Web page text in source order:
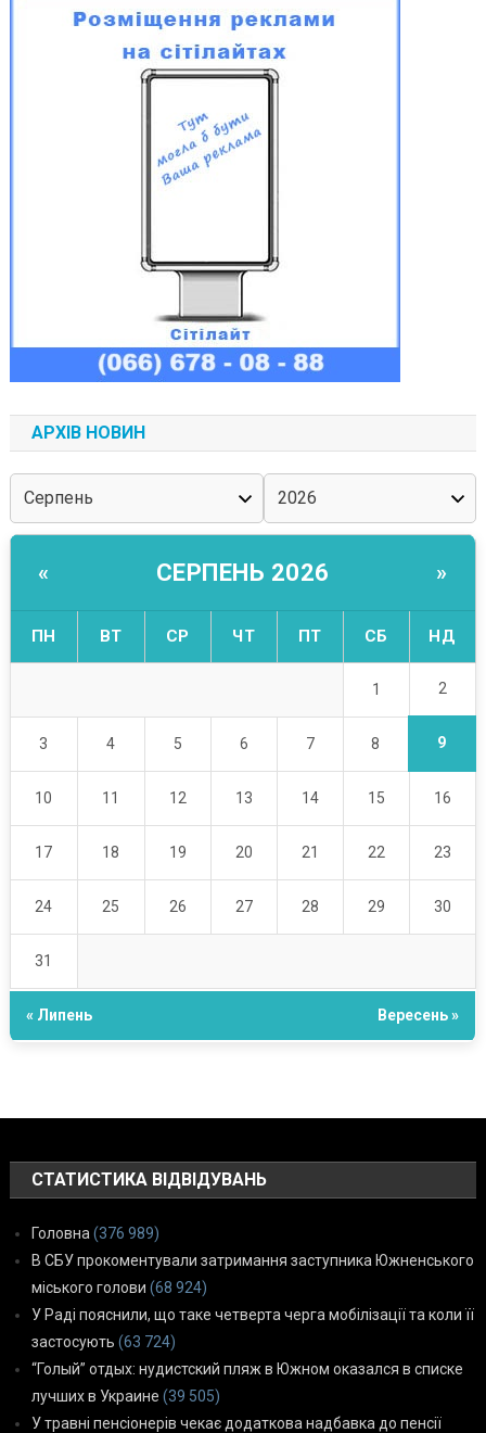
АРХІВ НОВИН
« СЕРПЕНЬ 2026 »
ПН ВТ СР ЧТ ПТ СБ НД
1 2
3 4 5 6 7 8 9
10 11 12 13 14 15 16
17 18 19 20 21 22 23
24 25 26 27 28 29 30
31
« Липень Вересень »
СТАТИСТИКА ВІДВІДУВАНЬ
Головна (376 989)
В СБУ прокоментували затримання заступника Южненського
міського голови (68 924)
У Раді пояснили, що таке четверта черга мобілізації та коли її
застосують (63 724)
“Голый” отдых: нудистский пляж в Южном оказался в списке
лучших в Украине (39 505)
У травні пенсіонерів чекає додаткова надбавка до пенсії